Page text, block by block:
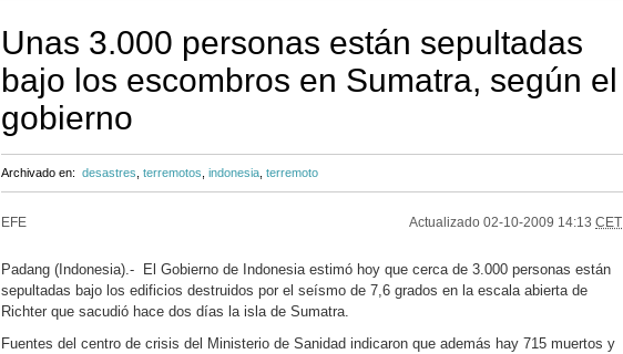
Unas 3.000 personas están sepultadas
bajo los escombros en Sumatra, según el
gobierno
Archivado en: desastres terremotos indonesia terremoto
EFE Actualizado 02-10-2009 14:13 CET
Padang (Indonesia).- El Gobierno de Indonesia estimó hoy que cerca de 3.000 personas están
sepultadas bajo los edificios destruidos por el seísmo de 7,6 grados en la escala abierta de
Richter que sacudió hace dos días la isla de Sumatra.
Fuentes del centro de crisis del Ministerio de Sanidad indicaron que además hay 715 muertos y